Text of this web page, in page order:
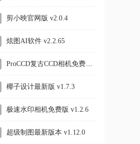
剪小映官网版 v2.0.4
炫图AI软件 v2.2.65
椰子设计最新版 v1.7.3
极速水印相机免费版 v1.2.6
超级制图最新版本 v1.12.0